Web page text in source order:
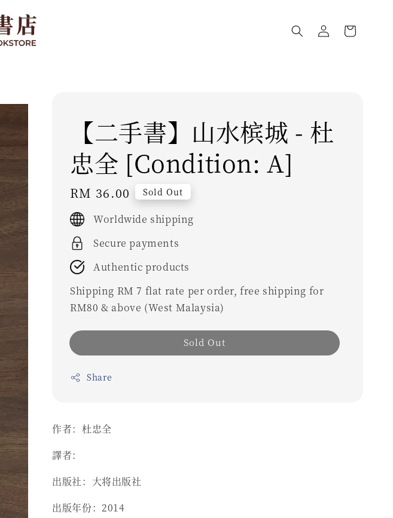
【二手書】山水槟城 - 杜
忠全 [Condition: A]
Regular
price
RM 36.00 Sold Out
Worldwide shipping
Secure payments
Authentic products
Shipping RM 7 flat rate per order, free shipping for
RM80 & above (West Malaysia)
Sold Out
Share
作者：杜忠全
譯者：
出版社：大将出版社
出版年份：2014